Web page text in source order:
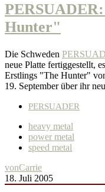
Hunter"
Die Schweden
neue Platte fertiggestellt,
Erstlings "The Hunter"
19. September über ihr
PERSUADER
heavy metal
power metal
speed metal
vonCarrie
18. Juli 2005